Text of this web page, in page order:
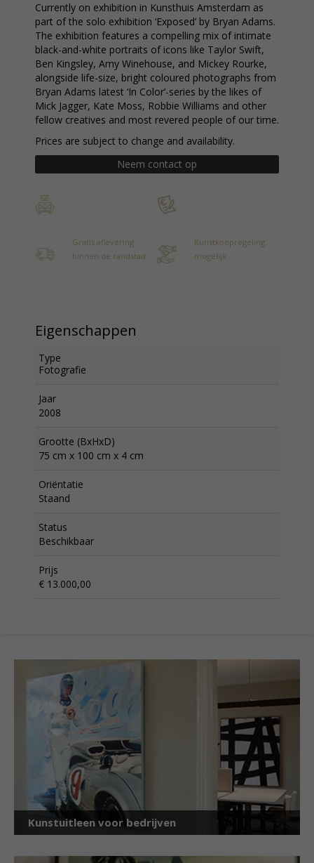
Currently on exhibition in Kunsthuis Amsterdam as
part of the solo exhibition ‘Exposed’ by Bryan Adams.
The exhibition features a compelling mix of intimate
black-and-white portraits of icons like Taylor Swift,
Ben Kingsley, Amy Winehouse, and Mickey Rourke,
alongside life-size, bright coloured photographs from
Bryan Adams latest ‘In Color’-series by the likes of
Mick Jagger, Kate Moss, Robbie Williams and other
fellow creatives and most revered people of our time.
Prices are subject to change and availability.
Neem contact op
Gratis aflevering
binnen de randstad
Kunstkoopregeling
mogelijk
Eigenschappen
Type
Fotografie
Jaar
2008
Grootte (BxHxD)
75 cm x 100 cm x 4 cm
Oriëntatie
Staand
Status
Beschikbaar
Prijs
€ 13.000,00
Kunstuitleen voor bedrijven